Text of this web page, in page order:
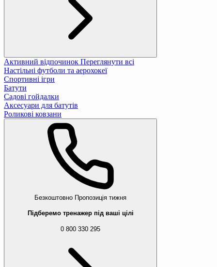
Активний відпочинок Переглянути всі
Настільні футболи та аерохокеї
Спортивні ігри
Батути
Садові гойдалки
Аксесуари для батутів
Роликові ковзани
Безкоштовно Пропозиція тижня
Підберемо тренажер під ваші цілі
0 800 330 295